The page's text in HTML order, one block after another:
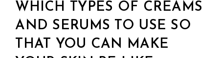
WHICH TYPES OF CREAMS
AND SERUMS TO USE SO
THAT YOU CAN MAKE